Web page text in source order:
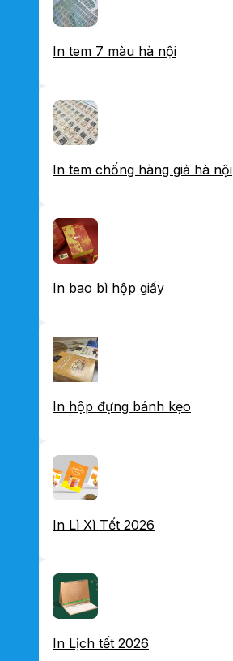
In tem 7 màu hà nội
In tem chống hàng giả hà nội
In bao bì hộp giấy
In hộp đựng bánh kẹo
In Lì Xì Tết 2026
In Lịch tết 2026